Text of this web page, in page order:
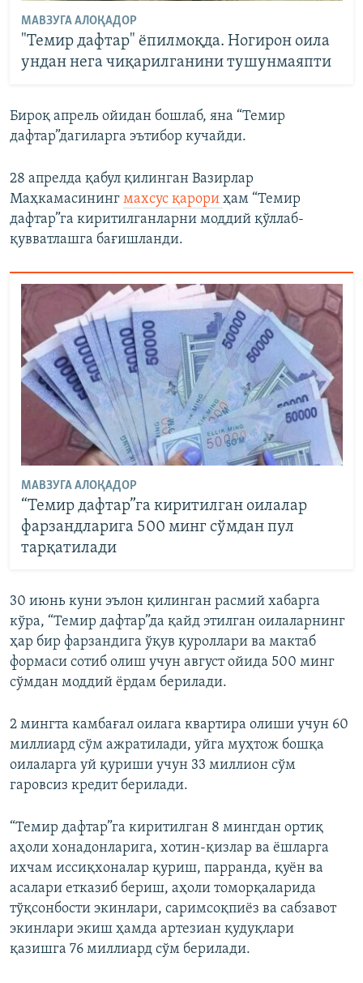
МАВЗУГА АЛОҚАДОР
"Темир дафтар" ёпилмоқда. Ногирон оила
ундан нега чиқарилганини тушунмаяпти
Бироқ апрель ойидан бошлаб, яна “Темир
дафтар”дагиларга эътибор кучайди.
28 апрелда қабул қилинган Вазирлар
Маҳкамасининг махсус қарори ҳам “Темир
дафтар”га киритилганларни моддий қўллаб-
қувватлашга бағишланди.
МАВЗУГА АЛОҚАДОР
“Темир дафтар”га киритилган оилалар
фарзандларига 500 минг сўмдан пул
тарқатилади
30 июнь куни эълон қилинган расмий хабарга
кўра, “Темир дафтар”да қайд этилган оилаларнинг
ҳар бир фарзандига ўқув қуроллари ва мактаб
формаси сотиб олиш учун август ойида 500 минг
сўмдан моддий ёрдам берилади.
2 мингта камбағал оилага квартира олиши учун 60
миллиард сўм ажратилади, уйга муҳтож бошқа
оилаларга уй қуриши учун 33 миллион сўм
гаровсиз кредит берилади.
“Темир дафтар”га киритилган 8 мингдан ортиқ
аҳоли хонадонларига, хотин-қизлар ва ёшларга
ихчам иссиқхоналар қуриш, парранда, қуён ва
асалари етказиб бериш, аҳоли томорқаларида
тўқсонбости экинлари, саримсоқпиёз ва сабзавот
экинлари экиш ҳамда артезиан қудуқлари
қазишга 76 миллиард сўм берилади.